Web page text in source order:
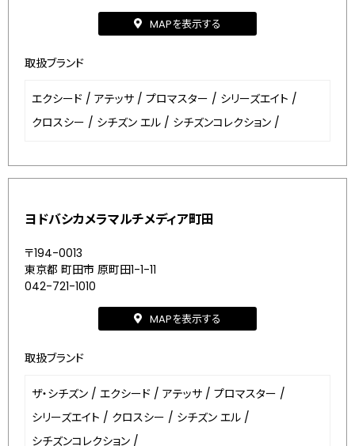
MAPを表示する
取扱ブランド
エクシード / アテッサ / プロマスター / シリーズエイト /
クロスシー / シチズン エル / シチズンコレクション /
ヨドバシカメラマルチメディア町田
〒194-0013
東京都 町田市 原町田1-1-11
042-721-1010
MAPを表示する
取扱ブランド
ザ・シチズン / エクシード / アテッサ / プロマスター /
シリーズエイト / クロスシー / シチズン エル /
シチズンコレクション /